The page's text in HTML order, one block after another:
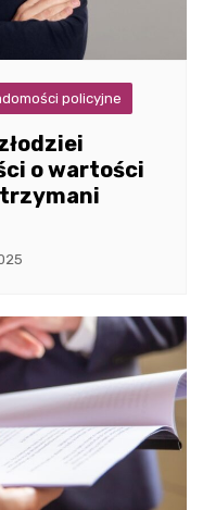
policyjne
o wartości